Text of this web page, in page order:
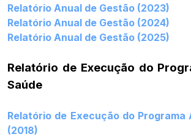
Relatório Anual de Gestão (2023)
Relatório Anual de Gestão (2024)
Relatório Anual de Gestão (2025)
Relatório de Execução do
Saúde
Relatório de Execução do Programa
(2018)